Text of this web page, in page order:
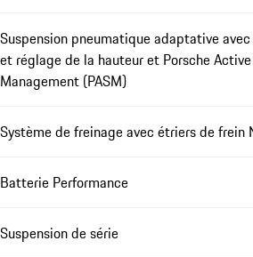
Suspension pneumatique adaptative
et réglage de la hauteur et Porsche
Management (PASM)
Système de freinage avec étriers de frein
Batterie Performance
Suspension de série